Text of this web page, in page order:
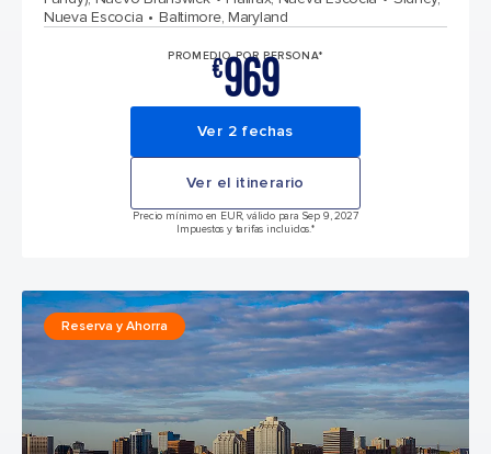
Nueva Escocia
Baltimore, Maryland
PROMEDIO POR PERSONA*
€969
Ver 2 fechas
Ver el itinerario
Precio mínimo en EUR, válido para Sep 9, 2027
Impuestos y tarifas incluidos.*
Reserva y Ahorra